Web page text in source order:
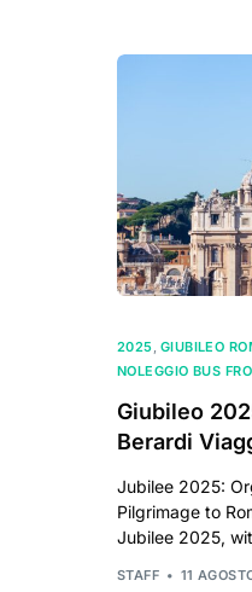
2025 GIUBILEO
NOLEGGIO BUS
Giubileo
Berardi
Jubilee 2025:
Pilgrimage to
Jubilee 2025,
STAFF 11